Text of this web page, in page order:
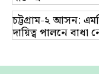
চট্টগ্রাম-২ আসন:
দায়িত্ব পালনে